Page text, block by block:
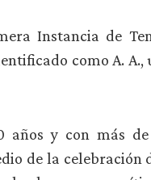
Instancia de
como A.
años y con más
de la